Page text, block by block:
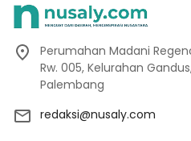
Perumahan Madani
Rw. 005, Kelurahan
Palembang
redaksi@nusaly.com